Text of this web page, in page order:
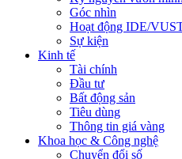
Góc nhìn
Hoạt động IDE/
Sự kiện
Kinh tế
Tài chính
Đầu tư
Bất động sản
Tiêu dùng
Thông tin giá vàng
Khoa học & Công nghệ
Chuyển đổi số